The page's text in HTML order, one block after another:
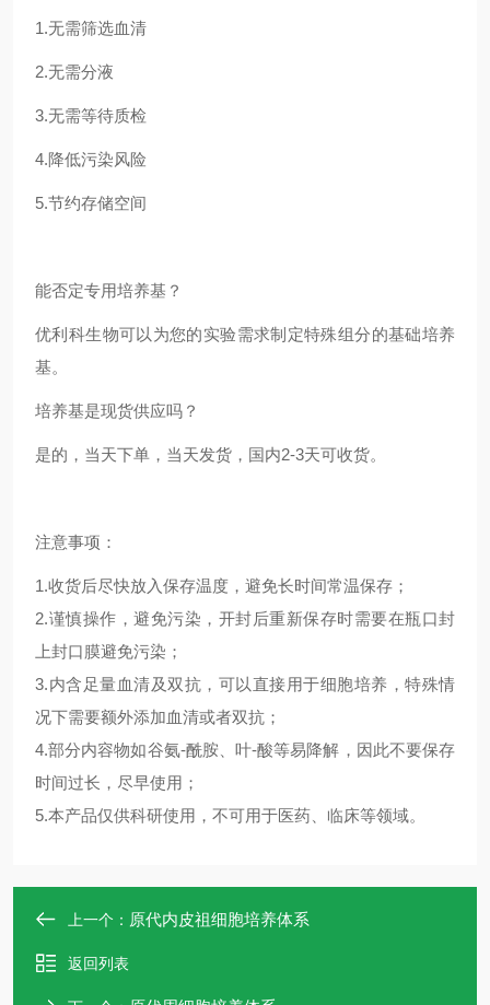
1.无需筛选血清
2.无需分液
3.无需等待质检
4.降低污染风险
5.节约存储空间
能否定专用培养基？
优利科生物可以为您的实验需求制定特殊组分的基础培养
基。
培养基是现货供应吗？
是的，当天下单，当天发货，国内2-3天可收货。
注意事项：
1.收货后尽快放入保存温度，避免长时间常温保存；
2.谨慎操作，避免污染，开封后重新保存时需要在瓶口封
上封口膜避免污染；
3.内含足量血清及双抗，可以直接用于细胞培养，特殊情
况下需要额外添加血清或者双抗；
4.部分内容物如谷氨-酰胺、叶-酸等易降解，因此不要保存
时间过长，尽早使用；
5.本产品仅供科研使用，不可用于医药、临床等领域。
上一个： 原代内皮祖细胞培养体系
返回列表